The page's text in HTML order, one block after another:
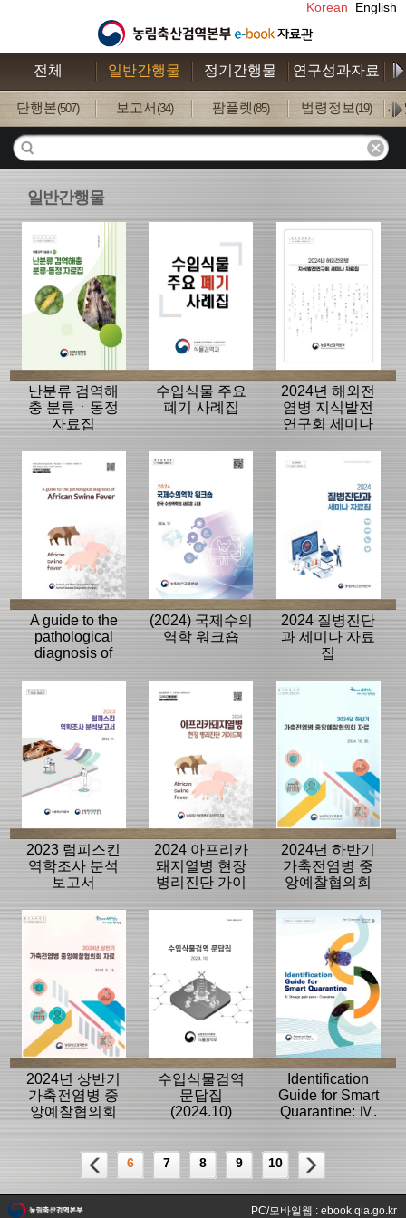
Korean English
전체 일반간행물 정기간행물 연구성과자료
단행본(507) 보고서 (34) 팜플렛 (85) 법령정보(19) 사
일반간행물
난분류 검역해
충 분류ㆍ동정
자료집
수입식물 주요
폐기 사례집
2024년 해외전
염병 지식발전
연구회 세미나
A guide to the
pathological
diagnosis of
Fever
(2024) 국제수의
역학 워크숍
2024 질병진단
과 세미나 자료
집
2023 럼피스킨
역학조사 분석
보고서
2024 아프리카
돼지열병 현장
병리진단 가이
2024년 하반기
가축전염병 중
앙예찰협의회
2024년 상반기
가축전염병 중
앙예찰협의회
수입식물검역
문답집
(2024.10)
Identification
Guide for Smart
Quarantine: Ⅳ.
Coleoptera
6 7 8 9 10
PC/모바일웹 : ebook.qia.go.kr